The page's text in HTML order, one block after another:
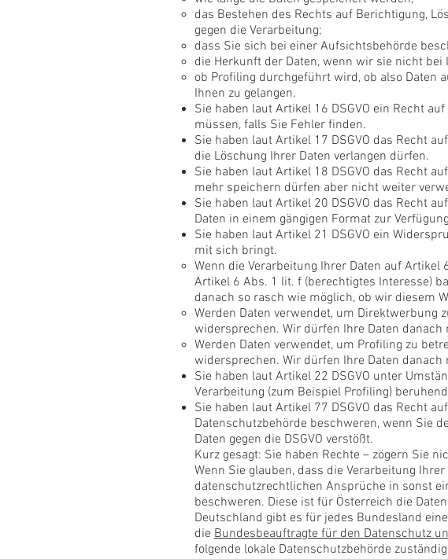
das Bestehen des Rechts auf Berichtigung,
gegen die Verarbeitung;
dass Sie sich bei einer Aufsichtsbehörde
die Herkunft der Daten, wenn wir sie nicht bei
ob Profiling durchgeführt wird, ob also Daten
Ihnen zu gelangen.
Sie haben laut Artikel 16 DSGVO ein Recht
müssen, falls Sie Fehler finden.
Sie haben laut Artikel 17 DSGVO das Recht
die Löschung Ihrer Daten verlangen dürfen.
Sie haben laut Artikel 18 DSGVO das Recht
mehr speichern dürfen aber nicht weiter
Sie haben laut Artikel 20 DSGVO das Recht
Daten in einem gängigen Format zur
Sie haben laut Artikel 21 DSGVO ein
mit sich bringt.
Wenn die Verarbeitung Ihrer Daten auf
Artikel 6 Abs. 1 lit. f (berechtigtes Interesse)
danach so rasch wie möglich, ob wir diesem
Werden Daten verwendet, um Direktwerbung
widersprechen. Wir dürfen Ihre Daten
Werden Daten verwendet, um Profiling zu
widersprechen. Wir dürfen Ihre Daten
Sie haben laut Artikel 22 DSGVO unter
Verarbeitung (zum Beispiel Profiling)
Sie haben laut Artikel 77 DSGVO das Recht
Datenschutzbehörde beschweren, wenn Sie
Daten gegen die DSGVO verstößt.
Kurz gesagt: Sie haben Rechte – zögern Sie
Wenn Sie glauben, dass die Verarbeitung
datenschutzrechtlichen Ansprüche in sonst
beschweren. Diese ist für Österreich die
Deutschland gibt es für jedes Bundesland
die Bundesbeauftragte für den Datenschutz
folgende lokale Datenschutzbehörde